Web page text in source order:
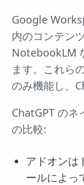
Google
内のコンテン
NotebookLM
ます。これら
のみ機能し、
ChatGPT のネ
の比較:
アドオンは
ールによっ